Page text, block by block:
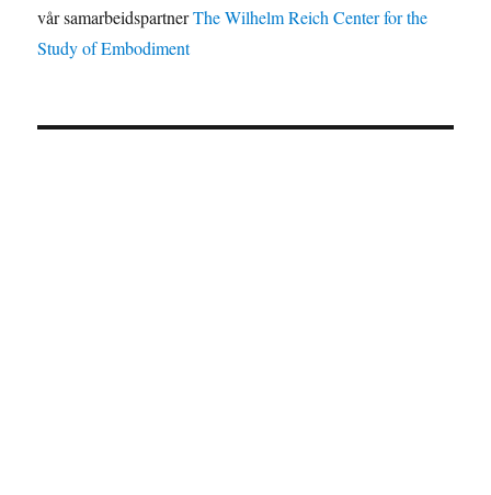
vår samarbeidspartnerThe Wilhelm Reich Center for the
Study of Embodiment